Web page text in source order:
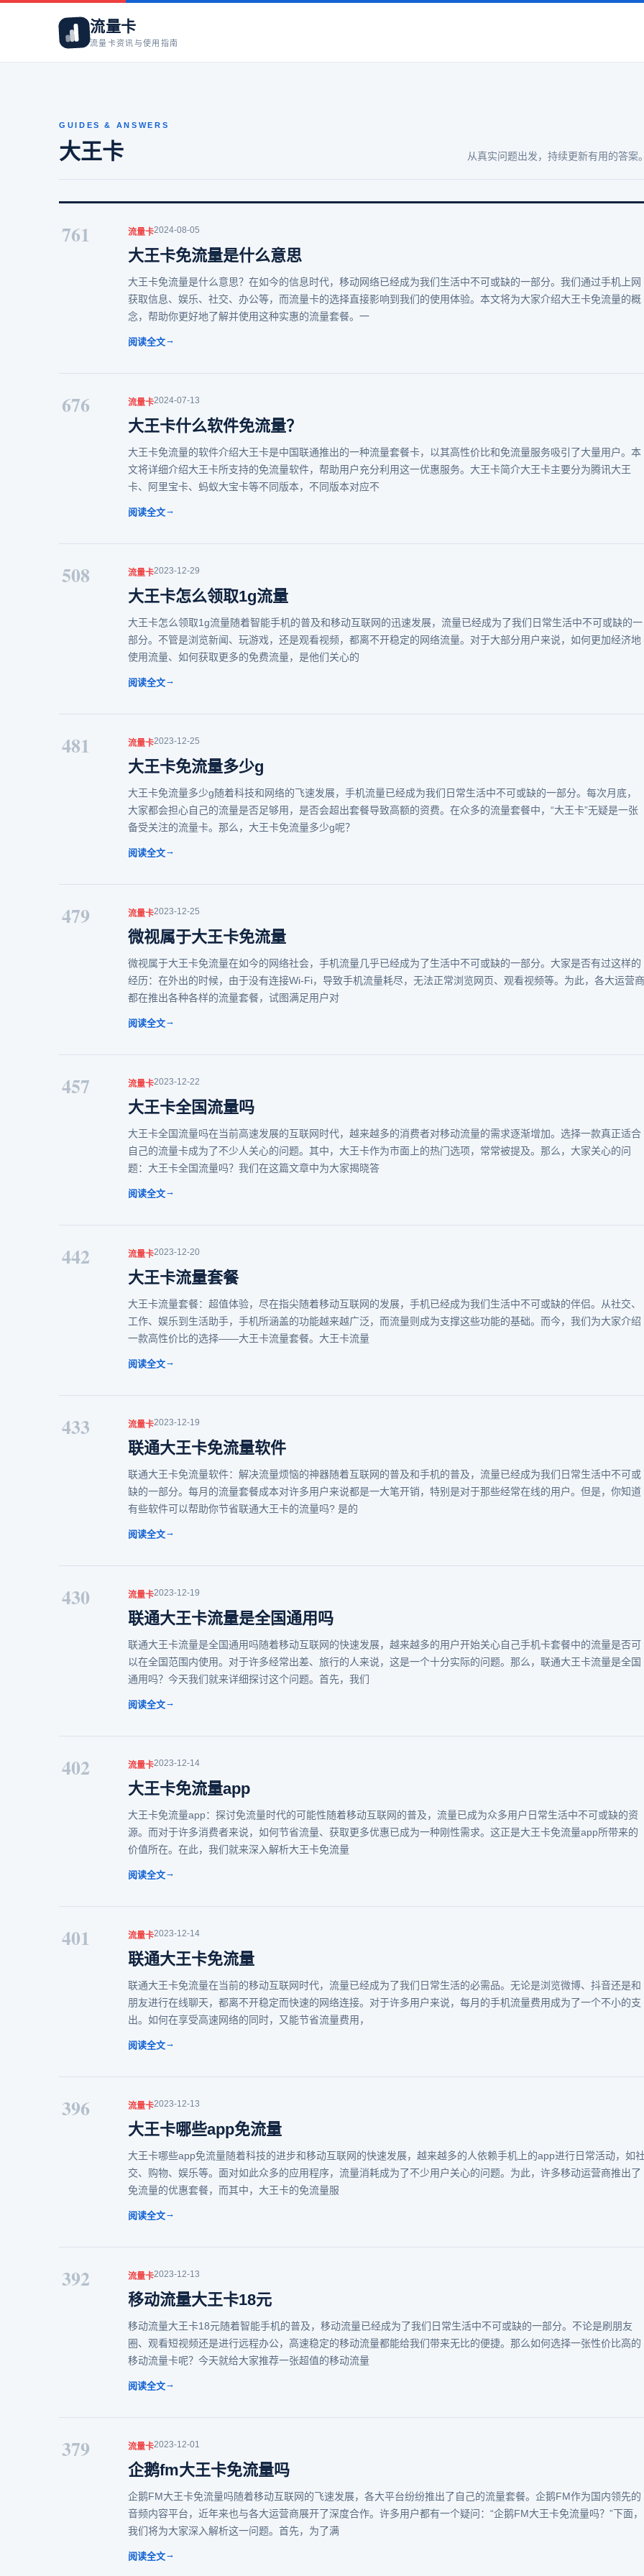
流量卡
流量卡资讯与使用指南
GUIDES & ANSWERS
大王卡 从真实问题出发，持续更新有用的答案
761 流量卡2024-08-05
大王卡免流量是什么意思
大王卡免流量是什么意思？在如今的信息时代，移动网络已经成为我们生活中不可或缺的一部分。我们通过手机上网
获取信息、娱乐、社交、办公等，而流量卡的选择直接影响到我们的使用体验。本文将为大家介绍大王卡免流量的概
念，帮助你更好地了解并使用这种实惠的流量套餐。一
阅读全文→
676 流量卡2024-07-13
大王卡什么软件免流量？
大王卡免流量的软件介绍大王卡是中国联通推出的一种流量套餐卡，以其高性价比和免流量服务吸引了大量用户。本
文将详细介绍大王卡所支持的免流量软件，帮助用户充分利用这一优惠服务。大王卡简介大王卡主要分为腾讯大王
卡、阿里宝卡、蚂蚁大宝卡等不同版本，不同版本对应不
阅读全文→
508 流量卡2023-12-29
大王卡怎么领取1g流量
大王卡怎么领取1g流量随着智能手机的普及和移动互联网的迅速发展，流量已经成为了我们日常生活中不可或缺的一
部分。不管是浏览新闻、玩游戏，还是观看视频，都离不开稳定的网络流量。对于大部分用户来说，如何更加经济地
使用流量、如何获取更多的免费流量，是他们关心的
阅读全文→
481 流量卡2023-12-25
大王卡免流量多少g
大王卡免流量多少g随着科技和网络的飞速发展，手机流量已经成为我们日常生活中不可或缺的一部分。每次月底，
大家都会担心自己的流量是否足够用，是否会超出套餐导致高额的资费。在众多的流量套餐中，“大王卡”无疑是一张
备受关注的流量卡。那么，大王卡免流量多少g呢？
阅读全文→
479 流量卡2023-12-25
微视属于大王卡免流量
微视属于大王卡免流量在如今的网络社会，手机流量几乎已经成为了生活中不可或缺的一部分。大家是否有过这样的
经历：在外出的时候，由于没有连接Wi-Fi，导致手机流量耗尽，无法正常浏览网页、观看视频等。为此，各大运营商
都在推出各种各样的流量套餐，试图满足用户对
阅读全文→
457 流量卡2023-12-22
大王卡全国流量吗
大王卡全国流量吗在当前高速发展的互联网时代，越来越多的消费者对移动流量的需求逐渐增加。选择一款真正适合
自己的流量卡成为了不少人关心的问题。其中，大王卡作为市面上的热门选项，常常被提及。那么，大家关心的问
题：大王卡全国流量吗？我们在这篇文章中为大家揭晓答
阅读全文→
442 流量卡2023-12-20
大王卡流量套餐
大王卡流量套餐：超值体验，尽在指尖随着移动互联网的发展，手机已经成为我们生活中不可或缺的伴侣。从社交、
工作、娱乐到生活助手，手机所涵盖的功能越来越广泛，而流量则成为支撑这些功能的基础。而今，我们为大家介绍
一款高性价比的选择——大王卡流量套餐。大王卡流量
阅读全文→
433 流量卡2023-12-19
联通大王卡免流量软件
联通大王卡免流量软件：解决流量烦恼的神器随着互联网的普及和手机的普及，流量已经成为我们日常生活中不可或
缺的一部分。每月的流量套餐成本对许多用户来说都是一大笔开销，特别是对于那些经常在线的用户。但是，你知道
有些软件可以帮助你节省联通大王卡的流量吗? 是的
阅读全文→
430 流量卡2023-12-19
联通大王卡流量是全国通用吗
联通大王卡流量是全国通用吗随着移动互联网的快速发展，越来越多的用户开始关心自己手机卡套餐中的流量是否可
以在全国范围内使用。对于许多经常出差、旅行的人来说，这是一个十分实际的问题。那么，联通大王卡流量是全国
通用吗？今天我们就来详细探讨这个问题。首先，我们
阅读全文→
402 流量卡2023-12-14
大王卡免流量app
大王卡免流量app：探讨免流量时代的可能性随着移动互联网的普及，流量已成为众多用户日常生活中不可或缺的资
源。而对于许多消费者来说，如何节省流量、获取更多优惠已成为一种刚性需求。这正是大王卡免流量app所带来的
价值所在。在此，我们就来深入解析大王卡免流量
阅读全文→
401 流量卡2023-12-14
联通大王卡免流量
联通大王卡免流量在当前的移动互联网时代，流量已经成为了我们日常生活的必需品。无论是浏览微博、抖音还是和
朋友进行在线聊天，都离不开稳定而快速的网络连接。对于许多用户来说，每月的手机流量费用成为了一个不小的支
出。如何在享受高速网络的同时，又能节省流量费用，
阅读全文→
396 流量卡2023-12-13
大王卡哪些app免流量
大王卡哪些app免流量随着科技的进步和移动互联网的快速发展，越来越多的人依赖手机上的app进行日常活动，如
交、购物、娱乐等。面对如此众多的应用程序，流量消耗成为了不少用户关心的问题。为此，许多移动运营商推出了
免流量的优惠套餐，而其中，大王卡的免流量服
阅读全文→
392 流量卡2023-12-13
移动流量大王卡18元
移动流量大王卡18元随着智能手机的普及，移动流量已经成为了我们日常生活中不可或缺的一部分。不论是刷朋友
圈、观看短视频还是进行远程办公，高速稳定的移动流量都能给我们带来无比的便捷。那么如何选择一张性价比高的
移动流量卡呢？今天就给大家推荐一张超值的移动流量
阅读全文→
379 流量卡2023-12-01
企鹅fm大王卡免流量吗
企鹅FM大王卡免流量吗随着移动互联网的飞速发展，各大平台纷纷推出了自己的流量套餐。企鹅FM作为国内领先的
音频内容平台，近年来也与各大运营商展开了深度合作。许多用户都有一个疑问：“企鹅FM大王卡免流量吗？”下面，
我们将为大家深入解析这一问题。首先，为了满
阅读全文→